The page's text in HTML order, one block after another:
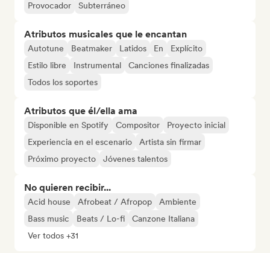
Provocador
Subterráneo
Atributos musicales que le encantan
Autotune Beatmaker Latidos En
Explícito
Estilo libre
Instrumental
Canciones finalizadas
Todos los soportes
Atributos que él/ella ama
Disponible en Spotify Compositor
Proyecto inicial
Experiencia en el escenario
Artista sin firmar
Próximo proyecto
Jóvenes talentos
No quieren recibir...
Acid house Afrobeat / Afropop
Ambiente
Bass music
Beats / Lo-fi
Canzone Italiana
Ver todos +31